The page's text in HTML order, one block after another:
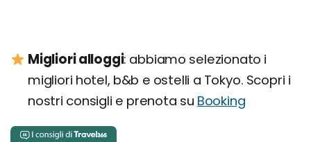
Migliori alloggi: abbiamo selezionato i
migliori hotel, b&b e ostelli a Tokyo. Scopri i
nostri consigli e prenota su Booking